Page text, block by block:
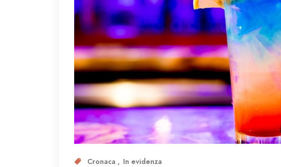
Cronaca In evidenza